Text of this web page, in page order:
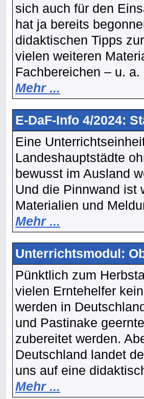
sich auch für den
hat ja bereits
didaktischen Tipps
vielen weiteren
Fachbereichen – u.
Mehr ...
E-DaF-Info 4/2024:
Eine
Landeshauptstädte
bewusst im Ausland
Und die Pinnwand ist
Materialien und
Mehr ...
Unterrichtsmodul:
Pünktlich zum
vielen Erntehelfer
werden in
und Pastinake
zubereitet werden.
Deutschland landet
uns auf eine
Mehr ...